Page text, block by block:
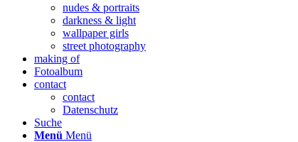
nudes & portraits
darkness & light
wallpaper girls
street photography
making of
Fotoalbum
contact
contact
Datenschutz
Suche
Menü Menü